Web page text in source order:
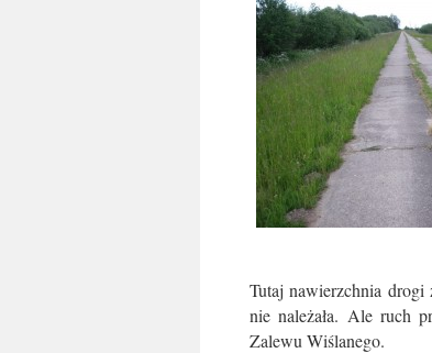
Tutaj nawierzchnia drogi
nie należała. Ale ruch
Zalewu Wiślanego.